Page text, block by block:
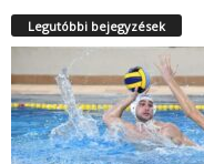
Legutóbbi bejegyzések